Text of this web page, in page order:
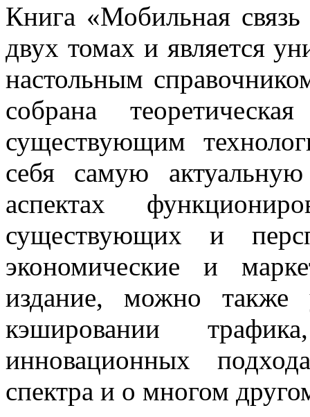
Книга «Мобильная
двух томах и является
настольным
собрана
существующим
себя самую
аспектах
существующих и
экономические и
издание, можно также
кэшировании
инновационных
спектра и о многом